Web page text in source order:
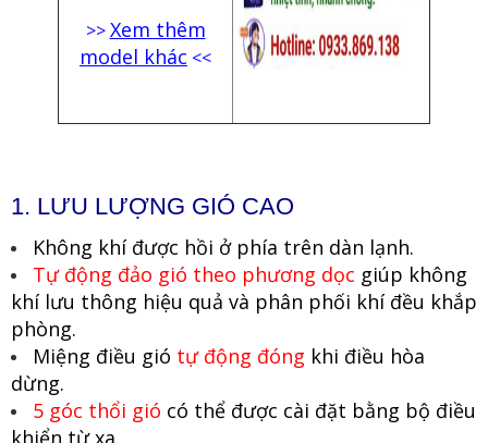
>> Xem thêm
model khác <<
1. LƯU LƯỢNG GIÓ CAO
Không khí được hồi ở phía trên dàn lạnh.
Tự động đảo gió theo phương dọc giúp không
khí lưu thông hiệu quả và phân phối khí đều khắp
phòng.
Miệng điều gió tự động đóng khi điều hòa
dừng.
5 góc thổi gió có thể được cài đặt bằng bộ điều
khiển từ xa.